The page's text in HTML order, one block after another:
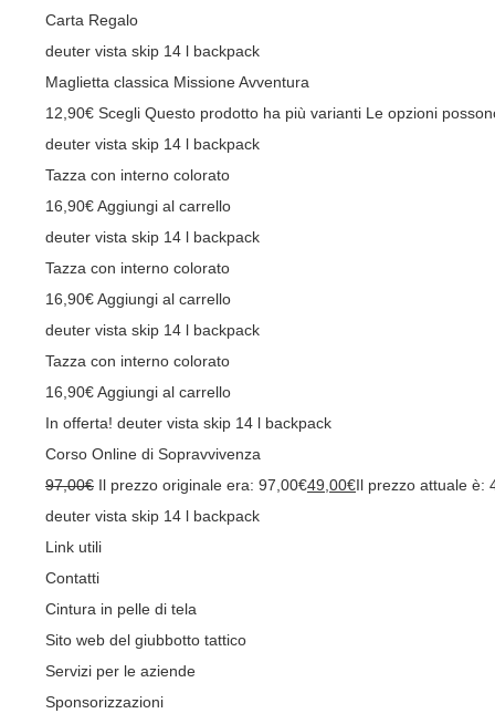
Carta Regalo
deuter vista skip 14 l backpack
Maglietta classica Missione Avventura
12,90€ Scegli Questo prodotto ha più varianti Le opzioni
deuter vista skip 14 l backpack
Tazza con interno colorato
16,90€Aggiungi al carrello
deuter vista skip 14 l backpack
Tazza con interno colorato
16,90€Aggiungi al carrello
deuter vista skip 14 l backpack
Tazza con interno colorato
16,90€Aggiungi al carrello
In offerta! deuter vista skip 14 l backpack
Corso Online di Sopravvivenza
97,00€ Il prezzo originale era: 97,00€49,00€Il prezzo attuale è:
deuter vista skip 14 l backpack
Link utili
Contatti
Cintura in pelle di tela
Sito web del giubbotto tattico
Servizi per le aziende
Sponsorizzazioni